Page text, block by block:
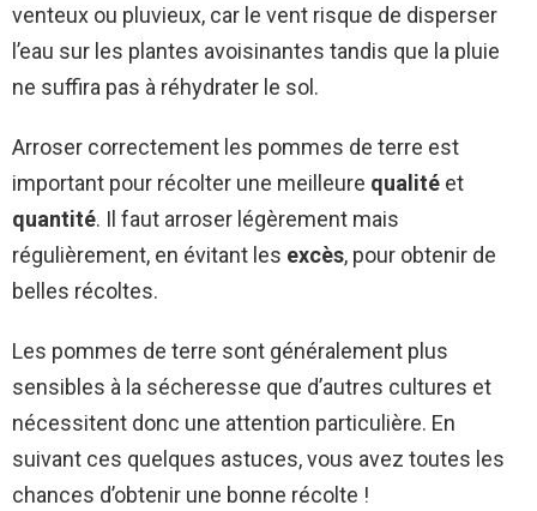
venteux ou pluvieux, car le vent risque de disperser
l’eau sur les plantes avoisinantes tandis que la pluie
ne suffira pas à réhydrater le sol.
Arroser correctement les pommes de terre est
important pour récolter une meilleure qualité et
quantité. Il faut arroser légèrement mais
régulièrement, en évitant les excès, pour obtenir de
belles récoltes.
Les pommes de terre sont généralement plus
sensibles à la sécheresse que d’autres cultures et
nécessitent donc une attention particulière. En
suivant ces quelques astuces, vous avez toutes les
chances d’obtenir une bonne récolte !